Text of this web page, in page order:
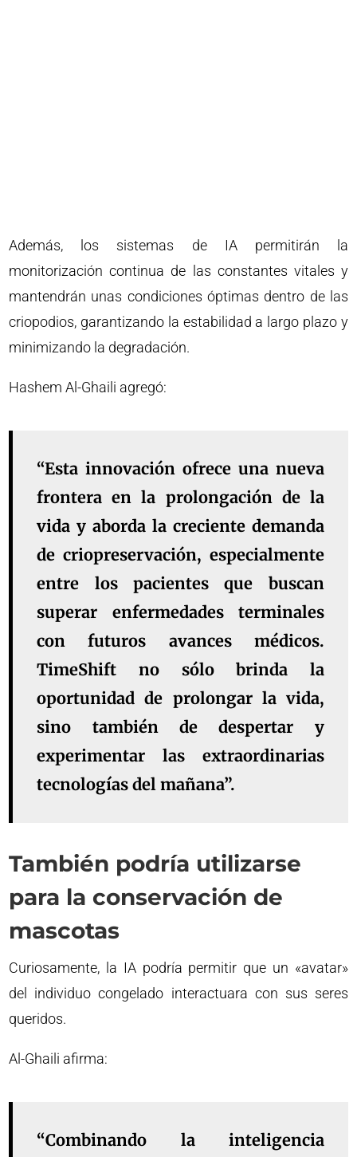
Además, los sistemas de IA permitirán la
monitorización continua de las constantes vitales y
mantendrán unas condiciones óptimas dentro de las
criopodios, garantizando la estabilidad a largo plazo y
minimizando la degradación.
Hashem Al-Ghaili agregó:
“Esta innovación ofrece una nueva
frontera en la prolongación de la
vida y aborda la creciente demanda
de criopreservación, especialmente
entre los pacientes que buscan
superar enfermedades terminales
con futuros avances médicos.
TimeShift no sólo brinda la
oportunidad de prolongar la vida,
sino también de despertar y
experimentar las extraordinarias
tecnologías del mañana”.
También podría utilizarse
para la conservación de
mascotas
Curiosamente, la IA podría permitir que un «avatar»
del individuo congelado interactuara con sus seres
queridos.
Al-Ghaili afirma:
“Combinando la inteligencia